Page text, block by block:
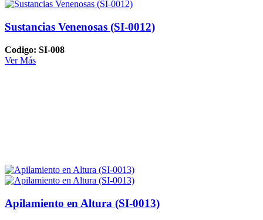
Sustancias Venenosas (SI-0012)
Codigo: SI-008
Ver Más
Apilamiento en Altura (SI-0013)